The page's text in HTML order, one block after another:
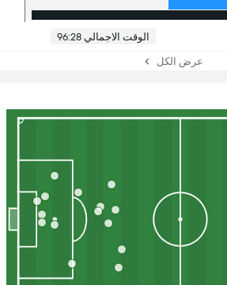
الوقت الاجمالي 96:28
عرض الكل